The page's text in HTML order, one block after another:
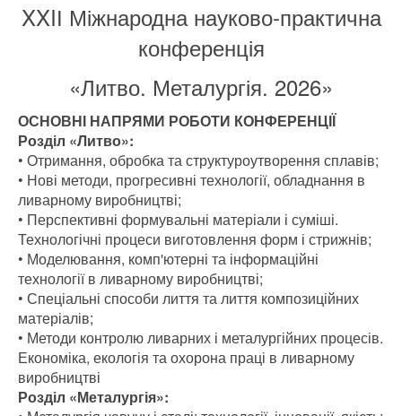
XXIІ Міжнародна науково-практична
конференція
«Литво. Металургія. 2026»
ОСНОВНІ НАПРЯМИ РОБОТИ КОНФЕРЕНЦІЇ
Розділ «Литво»:
• Отримання, обробка та структуроутворення сплавів;
• Нові методи, прогресивні технології, обладнання в
ливарному виробництві;
• Перспективні формувальні матеріали і суміші.
Технологічні процеси виготовлення форм і стрижнів;
• Моделювання, комп'ютерні та інформаційні
технології в ливарному виробництві;
• Спеціальні способи лиття та лиття композиційних
матеріалів;
• Методи контролю ливарних і металургійних процесів.
Економіка, екологія та охорона праці в ливарному
виробництві
Розділ «Металургія»: